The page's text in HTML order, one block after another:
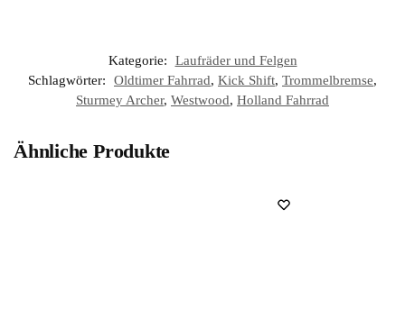
Kategorie:
Laufräder und Felgen
Schlagwörter:
Oldtimer Fahrrad, Kick Shift, Trommelbremse,
Sturmey Archer, Westwood, Holland Fahrrad
Ähnliche Produkte